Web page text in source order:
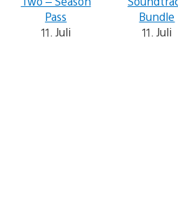
Pass
11. Juli
Bundle
11. Juli